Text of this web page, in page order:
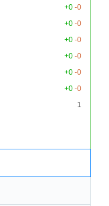
+0 -0
+0 -0
+0 -0
+0 -0
+0 -0
+0 -0
1